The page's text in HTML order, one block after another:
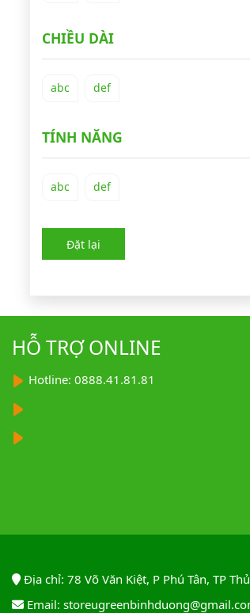
CHIỀU DÀI
abc def
TÍNH NĂNG
abc def
Đặt lại
HỖ TRỢ ONLINE
Hotline: 0888.41.81.81
Địa chỉ: 78 Võ Văn Kiệt, P Phú Tân, TP
Email: